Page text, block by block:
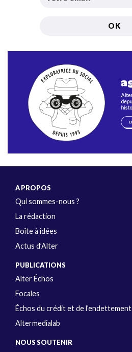
A PROPOS
Qui sommes-nous ?
La rédaction
Boîte à idées
Actus d’Alter
PUBLICATIONS
Alter Échos
Focales
Échos du crédit et de l’endettement
Altermedialab
NOUS SOUTENIR